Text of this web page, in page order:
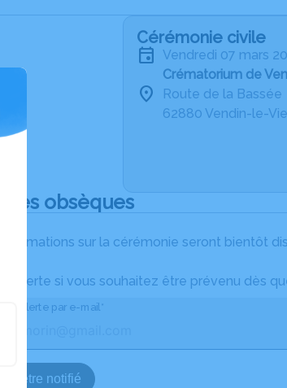
Cérémonie civile
vendredi 07 mars
Crématorium de
Route de la Bassée
62880 Vendin-le-
obsèques
informations sur la cérémonie seront bientôt
alerte si vous souhaitez être prévenu dès
une alerte par e-mail*
être notifié